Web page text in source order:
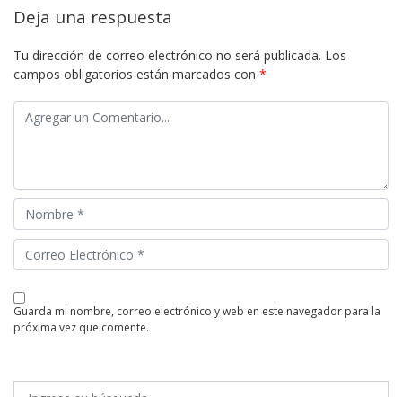
Deja una respuesta
Tu dirección de correo electrónico no será publicada. Los
campos obligatorios están marcados con *
guarda mi nombre, correo electrónico y web en este navegador para la
próxima vez que comente.